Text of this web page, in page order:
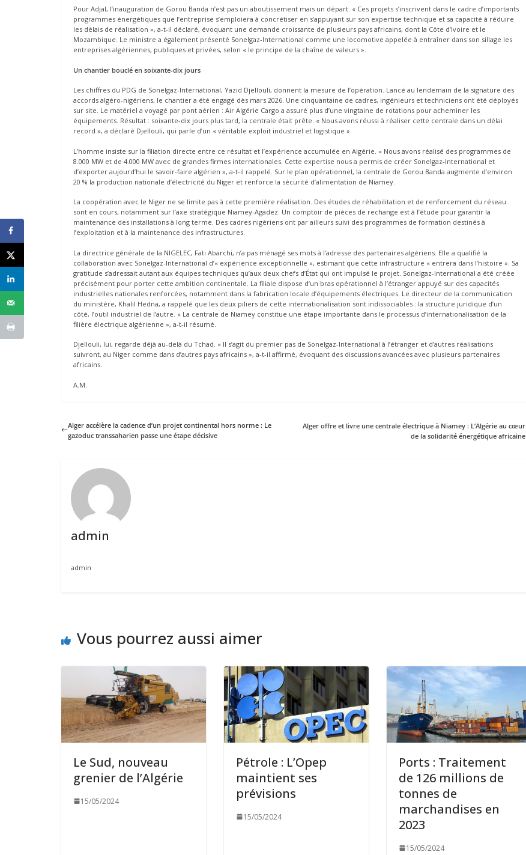
Pour Adjal, l’inauguration de Gorou Banda n’est pas un aboutissement mais un départ. « Ces projets s’inscrivent dans le cadre d’importants
programmes énergétiques que l’entreprise s’emploiera à concrétiser en s’appuyant sur son expertise technique et sa capacité à réduire
les délais de réalisation », a-t-il déclaré, évoquant une demande croissante de plusieurs pays africains, dont la Côte d’Ivoire et le
Mozambique. Le ministre a également présenté Sonelgaz-International comme une locomotive appelée à entraîner dans son sillage les
entreprises algériennes, publiques et privées, selon « le principe de la chaîne de valeurs ».
Un chantier bouclé en soixante-dix jours
Les chiffres du PDG de Sonelgaz-International, Yazid Djellouli, donnent la mesure de l’opération. Lancé au lendemain de la signature des
accords algéro-nigériens, le chantier a été engagé dès mars 2026. Une cinquantaine de cadres, ingénieurs et techniciens ont été déployés
sur site. Le matériel a voyagé par pont aérien : Air Algérie Cargo a assuré plus d’une vingtaine de rotations pour acheminer les
équipements. Résultat : soixante-dix jours plus tard, la centrale était prête. « Nous avons réussi à réaliser cette centrale dans un délai
record », a déclaré Djellouli, qui parle d’un « véritable exploit industriel et logistique ».
L’homme insiste sur la filiation directe entre ce résultat et l’expérience accumulée en Algérie. « Nous avons réalisé des programmes de
8.000 MW et de 4.000 MW avec de grandes firmes internationales. Cette expertise nous a permis de créer Sonelgaz-International et
d’exporter aujourd’hui le savoir-faire algérien », a-t-il rappelé. Sur le plan opérationnel, la centrale de Gorou Banda augmente d’environ
20 % la production nationale d’électricité du Niger et renforce la sécurité d’alimentation de Niamey.
La coopération avec le Niger ne se limite pas à cette première réalisation. Des études de réhabilitation et de renforcement du réseau
sont en cours, notamment sur l’axe stratégique Niamey-Agadez. Un comptoir de pièces de rechange est à l’étude pour garantir la
maintenance des installations à long terme. Des cadres nigériens ont par ailleurs suivi des programmes de formation destinés à
l’exploitation et à la maintenance des infrastructures.
La directrice générale de la NIGELEC, Fati Abarchi, n’a pas ménagé ses mots à l’adresse des partenaires algériens. Elle a qualifié la
collaboration avec Sonelgaz-International d’« expérience exceptionnelle », estimant que cette infrastructure « entrera dans l’histoire ». Sa
gratitude s’adressait autant aux équipes techniques qu’aux deux chefs d’État qui ont impulsé le projet. Sonelgaz-International a été créée
précisément pour porter cette ambition continentale. La filiale dispose d’un bras opérationnel à l’étranger appuyé sur des capacités
industrielles nationales renforcées, notamment dans la fabrication locale d’équipements électriques. Le directeur de la communication
du ministère, Khalil Hedna, a rappelé que les deux piliers de cette internationalisation sont indissociables : la structure juridique d’un
côté, l’outil industriel de l’autre. « La centrale de Niamey constitue une étape importante dans le processus d’internationalisation de la
filière électrique algérienne », a-t-il résumé.
Djellouli, lui, regarde déjà au-delà du Tchad. « Il s’agit du premier pas de Sonelgaz-International à l’étranger et d’autres réalisations
suivront, au Niger comme dans d’autres pays africains », a-t-il affirmé, évoquant des discussions avancées avec plusieurs partenaires
africains.
A.M.
Alger accélère la cadence d’un projet continental hors norme : Le
gazoduc transsaharien passe une étape décisive
Alger offre et livre une centrale électrique à Niamey : L’Algérie au cœur
de la solidarité énergétique africaine
admin
admin
Vous pourrez aussi aimer
Le Sud, nouveau
grenier de l’Algérie
15/05/2024
Pétrole : L’Opep
maintient ses
prévisions
15/05/2024
Ports : Traitement
de 126 millions de
tonnes de
marchandises en
2023
15/05/2024